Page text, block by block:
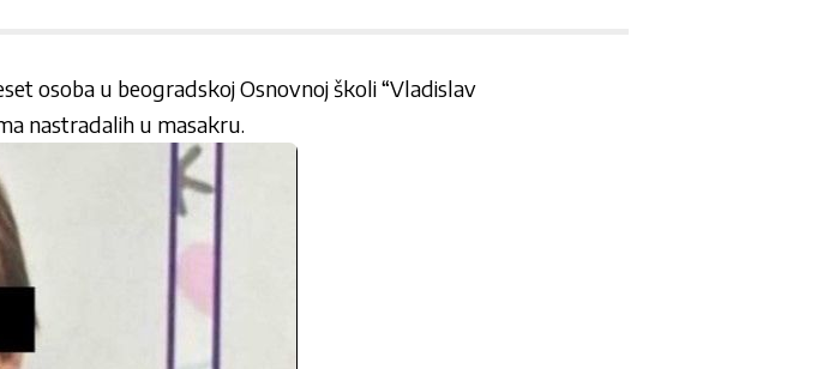
osoba u beogradskoj Osnovnoj školi “Vladislav
nastradalih u masakru.